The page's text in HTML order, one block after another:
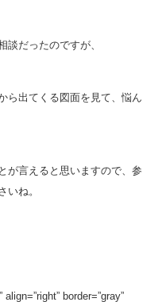
談だったのですが、
ら出てくる図面を見て、悩ん
が言えると思いますので、参
いね。
border=”gray”